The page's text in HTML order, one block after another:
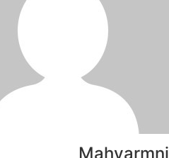
Mahyarmni